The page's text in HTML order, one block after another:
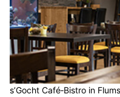
s’Gocht Café‑Bistro in